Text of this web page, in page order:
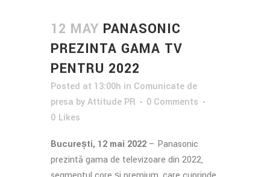
12 MAY PANASONIC
PREZINTA GAMA TV
PENTRU 2022
Posted at 13:00h in Comunicate de
presa byAttitude PR
0 Comments
0 Likes
București, 12 mai 2022 – Panasonic
prezintă gama de televizoare din 2022,